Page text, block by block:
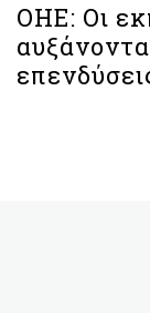
OΗΕ: Οι